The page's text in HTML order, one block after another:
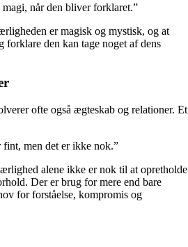
når den bliver forklaret.”
er magisk og mystisk, og at
forklare den kan tage noget af dens
ofte også ægteskab og relationer. Et
men det er ikke nok.”
alene ikke er nok til at opretholde
Der er brug for mere end bare
for forståelse, kompromis og